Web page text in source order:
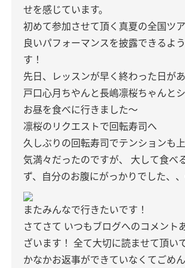
せを感じています。
初めて参加させて頂く真夏の全国ツ
良いパフォーマンスを披露できるよ
す！
先日、レッスンが早く終わった日が
戸口心月ちやんと長嶋凛桜ちゃんと
お昼を食べに行きました〜
凛桜のリクエストで回転寿司へ
久しぶりの回転寿司でテンションも
気満々だったのですが、
大して食べ
ず、自分のお腹にがっかりでした、
またみんなで行きたいです！
さてさて いつもブログへのコメント
ざいます！ 全て大切に読ませて頂い
かなかお返事ができていなくてごめ